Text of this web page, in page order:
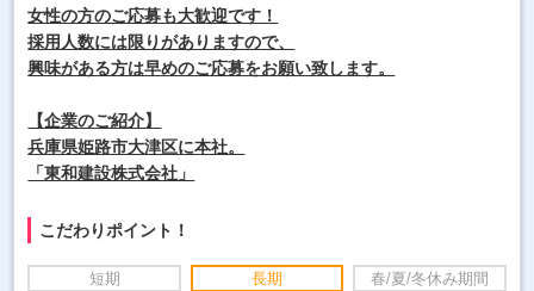
女性の方のご応募も大歓迎です！
採用人数には限りがありますので、
興味がある方は早めのご応募をお願い致します。
【企業のご紹介】
兵庫県姫路市大津区に本社。
「東和建設株式会社」
こだわりポイント！
短期 長期 春/夏/冬休み期間